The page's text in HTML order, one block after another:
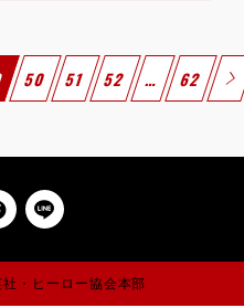
50 51 52 … 62
・ヒーロー協会本部